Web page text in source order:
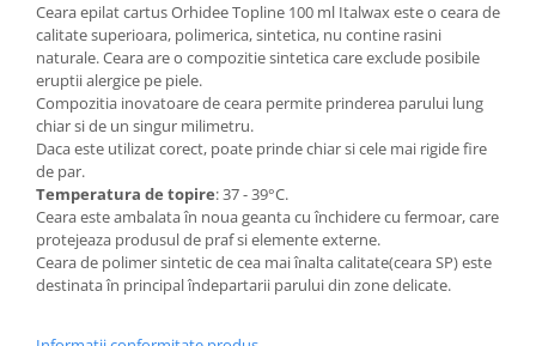
Ceara epilat cartus Orhidee Topline 100 ml Italwax este o ceara de
calitate superioara, polimerica, sintetica, nu contine rasini
naturale. Ceara are o compozitie sintetica care exclude posibile
eruptii alergice pe piele.
Compozitia inovatoare de ceara permite prinderea parului lung
chiar si de un singur milimetru.
Daca este utilizat corect, poate prinde chiar si cele mai rigide fire
de par.
Temperatura de topire: 37 - 39°C.
Ceara este ambalata în noua geanta cu închidere cu fermoar, care
protejeaza produsul de praf si elemente externe.
Ceara de polimer sintetic de cea mai înalta calitate(ceara SP) este
destinata în principal îndepartarii parului din zone delicate.